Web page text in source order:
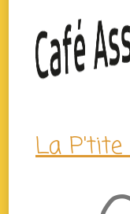
La P'tite